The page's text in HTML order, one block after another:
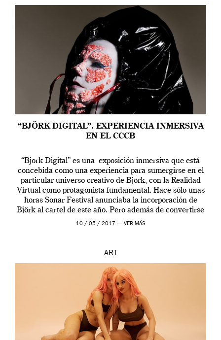
“BJÖRK DIGITAL”. EXPERIENCIA INMERSIVA
EN EL CCCB
“Bjork Digital” es una exposición inmersiva que está
concebida como una experiencia para sumergirse en el
particular universo creativo de Björk, con la Realidad
Virtual como protagonista fundamental. Hace sólo unas
horas Sonar Festival anunciaba la incorporación de
Björk al cartel de este año. Pero además de convertirse
en una de las actuaciones más relevantes […]
10 / 05 / 2017 — VER MÁS
ART